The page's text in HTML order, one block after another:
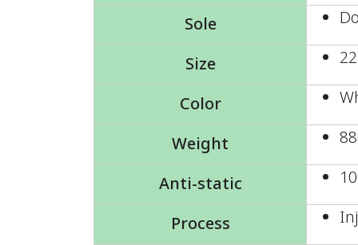
Sole
Size
Color
Weight
Anti-static
Process